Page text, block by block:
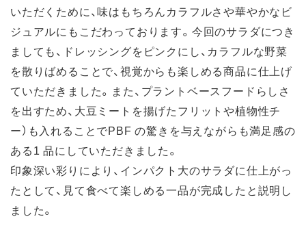
いただくために、味はもちろんカラフルさや華やかなビ
ジュアルにもこだわっております。今回のサラダにつき
ましても、ドレッシングをピンクにし、カラフルな野菜
を散りばめることで、視覚からも楽しめる商品に仕上げ
ていただきました。また、プラントベースフードらしさ
を出すため、大豆ミートを揚げたフリットや植物性チ
ー）も入れることでPBF の驚きを与えながらも満足感の
ある1 品にしていただきました。
印象深い彩りにより、インパクト大のサラダに仕上がっ
たとして、見て食べて楽しめる一品が完成したと説明し
ました。